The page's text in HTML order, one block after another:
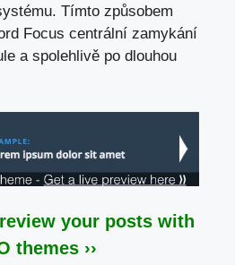
Tímto způsobem
Focus centrální zamykání
a spolehlivě po dlouhou
your posts with
themes ››